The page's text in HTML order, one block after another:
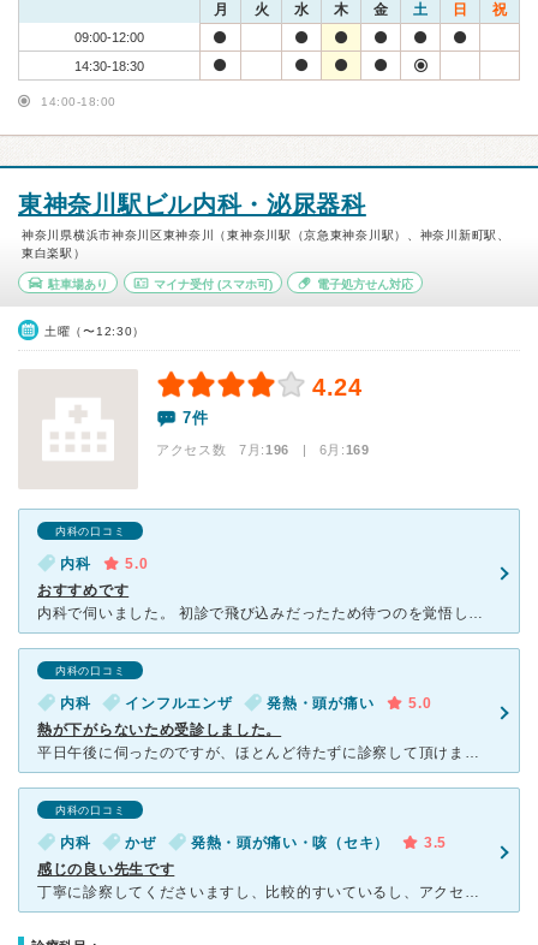
月 火 水 木 金 土 日 祝
09:00-12:00
14:30-18:30
14:00-18:00
東神奈川駅ビル内科・泌尿器科
神奈川県横浜市神奈川区東神奈川（東神奈川駅（京急東神奈川駅）、神奈川新町駅、
東白楽駅）
駐車場あり マイナ受付(スマホ可) 電子処方せん対応
土曜（〜12:30）
4.24
7件
アクセス数 7月:196 | 6月:169
内科の口コミ
内科
5.0
おすすめです
内科で伺いました。 初診で飛び込みだったため待つのを覚悟しましたが、20分も経たないうちに帰れてびっくり。 たまたまタイミングが良かったんでしょうか。 受付の方は落ち着いていて、礼儀正しい印象で
内科の口コミ
内科 インフルエンザ 発熱・頭が痛い
5.0
熱が下がらないため受診しました。
平日午後に伺ったのですが、ほとんど待たずに診察して頂けました。 待合室は広いとは言いませんが、十分な広さで、ソファもゆったりしていてよかったです。雑誌も揃っており、精算前の支払いの際も待ち時間は気に
内科の口コミ
内科 かぜ 発熱・頭が痛い・咳（セキ）
3.5
感じの良い先生です
丁寧に診察してくださいますし、比較的すいているし、アクセスも良いです。 相談事もしやすい雰囲気なので、東神奈川に住んでいるときはお世話になりました。 普通の風邪の時は良いのですが、咳が1か月くらい